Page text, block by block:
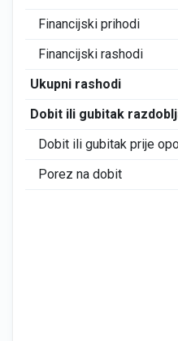
Financijski prihodi
Financijski rashodi
Ukupni rashodi
Dobit ili gubitak
Dobit ili gubitak prije
Porez na dobit